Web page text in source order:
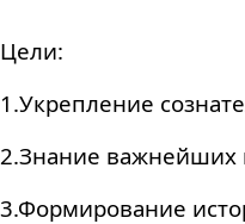
Цели:
1.Укрепление
2.Знание важнейших
3.Формирование